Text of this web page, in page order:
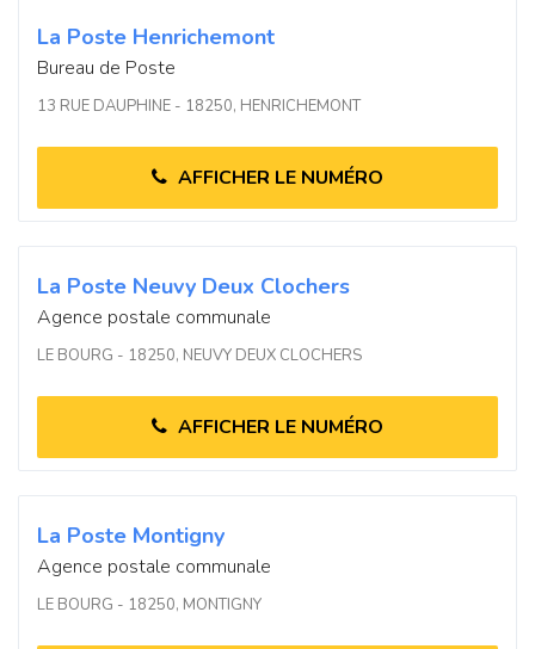
La Poste Henrichemont
Bureau de Poste
13 RUE DAUPHINE - 18250, HENRICHEMONT
AFFICHER LE NUMÉRO
La Poste Neuvy Deux Clochers
Agence postale communale
LE BOURG - 18250, NEUVY DEUX CLOCHERS
AFFICHER LE NUMÉRO
La Poste Montigny
Agence postale communale
LE BOURG - 18250, MONTIGNY